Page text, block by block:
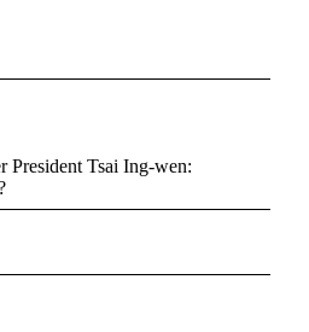
President Tsai Ing-wen: